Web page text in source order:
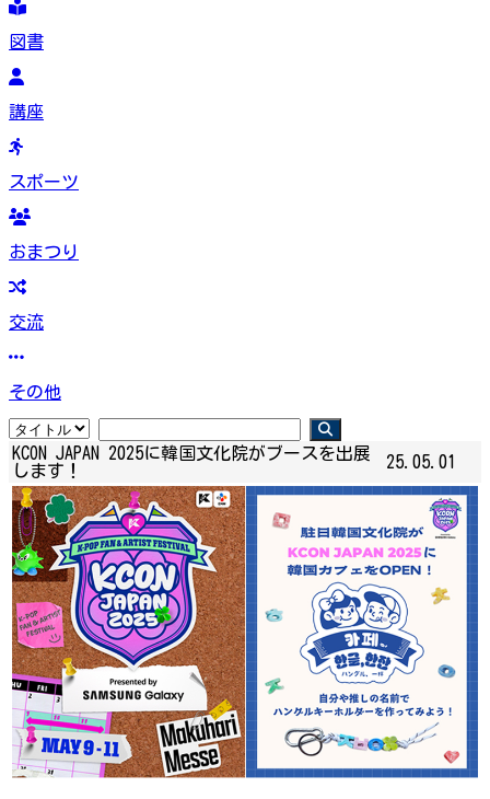
図書
講座
スポーツ
おまつり
交流
その他
KCON JAPAN 2025に韓国文化院がブースを出展
します！
25.05.01